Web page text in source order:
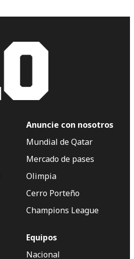
Anuncie con nosotros
Mundial de Qatar
Mercado de pases
Olimpia
Cerro Porteño
Champions League
Equipos
Nacional